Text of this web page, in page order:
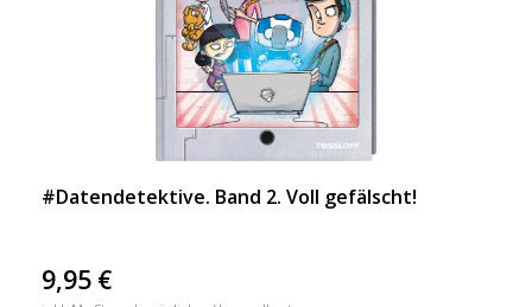
#Datendetektive. Band 2. Voll gefälscht!
9,95 €